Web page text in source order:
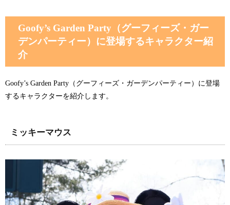
Goofy’s Garden Party（グーフィーズ・ガー
デンパーティー）に登場するキャラクター紹
介
Goofy’s Garden Party（グーフィーズ・ガーデンパーティー）に登場
するキャラクターを紹介します。
ミッキーマウス